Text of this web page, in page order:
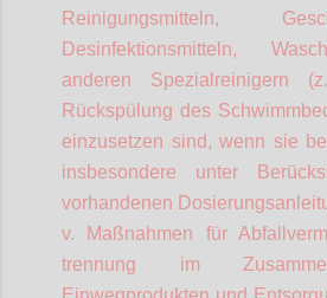
Reinigungsmitteln,
Desinfektionsmitteln,
anderen Spezialreinigern
Rückspülung des
einzusetzen sind, wenn sie
insbesondere unter
vorhandenen
v. Maßnahmen für
trennung im